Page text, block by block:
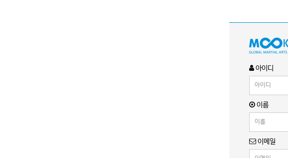
아이디
이름
이메일